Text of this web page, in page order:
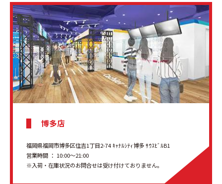
博多店
福岡県福岡市博多区住吉1丁目2-74 ｷｬﾅﾙｼﾃｨ博多 ｻｳｽﾋﾞﾙB1
営業時間 ： 10:00〜21:00
※入荷・在庫状況のお問合せは受け付けておりません。